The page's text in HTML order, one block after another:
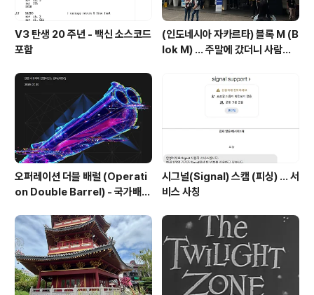
V3 탄생 20 주년 - 백신 소스코드
포함
(인도네시아 자카르타) 블록 M (B
lok M) ... 주말에 갔더니 사람이
오퍼레이션 더블 배럴 (Operati
on Double Barrel) - 국가배후
시그널(Signal) 스캠 (피싱) ... 서
비스 사칭